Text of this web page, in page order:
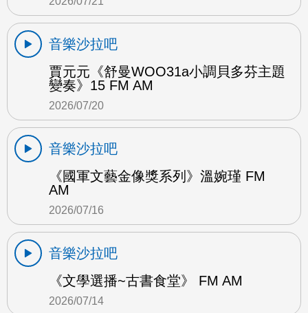
音樂沙拉吧
賈元元《舒曼WOO31a小調貝多芬主題
變奏》15 FM AM
2026/07/20
音樂沙拉吧
《國軍文藝金像獎系列》溫婉瑾 FM
AM
2026/07/16
音樂沙拉吧
《文學選播~古書食堂》 FM AM
2026/07/14